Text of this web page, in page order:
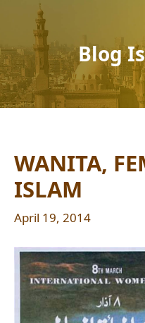
Blog
WANITA,
ISLAM
April 19, 2014